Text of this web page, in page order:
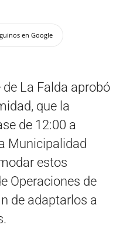
en Google
La Falda aprobó
que la
de 12:00 a
Municipalidad
estos
Operaciones de
de adaptarlos a